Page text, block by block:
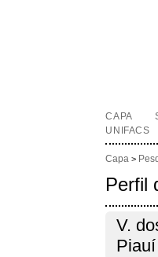
CAPA
UNIFACS
Capa >
Perfil
V.
Piauí